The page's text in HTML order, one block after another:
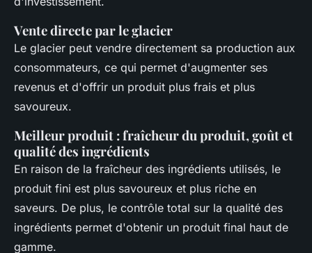
Vente directe par le glacier
Le glacier peut vendre directement sa production aux
consommateurs, ce qui permet d'augmenter ses
revenus et d'offrir un produit plus frais et plus
savoureux.
Meilleur produit : fraîcheur du produit, goût et
qualité des ingrédients
En raison de la fraîcheur des ingrédients utilisés, le
produit fini est plus savoureux et plus riche en
saveurs. De plus, le contrôle total sur la qualité des
ingrédients permet d'obtenir un produit final haut de
gamme.